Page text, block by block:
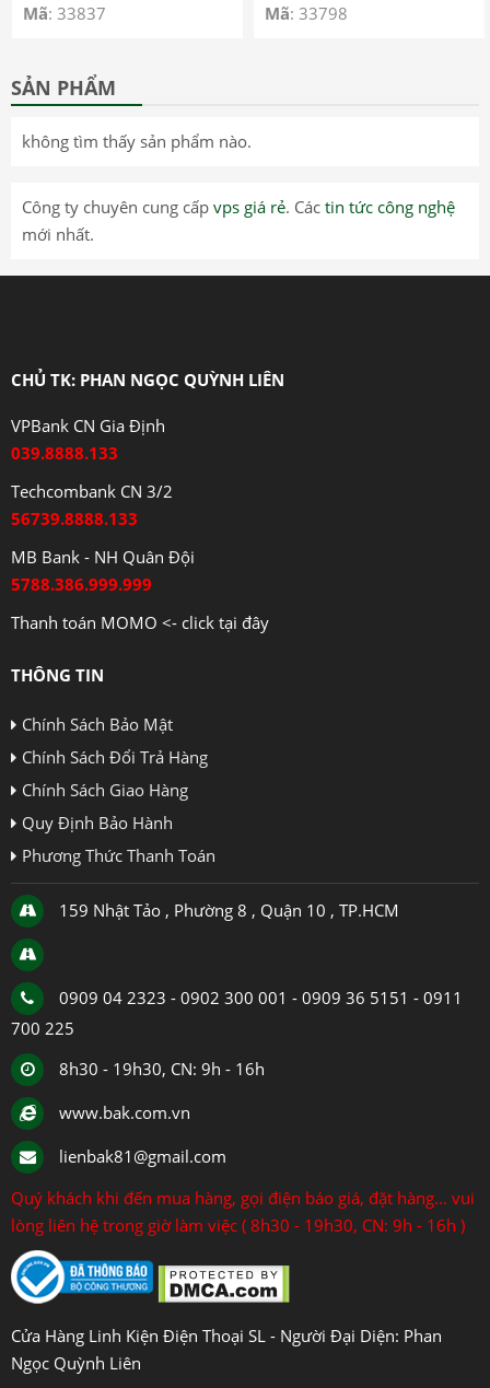
Mã: 33837
Mã: 33798
SẢN PHẨM
không tìm thấy sản phẩm nào.
Công ty chuyên cung cấp vps giá rẻ. Các tin tức công nghệ
mới nhất.
CHỦ TK: PHAN NGỌC QUỲNH LIÊN
VPBank CN Gia Định
039.8888.133
Techcombank CN 3/2
56739.8888.133
MB Bank - NH Quân Đội
5788.386.999.999
Thanh toán MOMO <- click tại đây
THÔNG TIN
Chính Sách Bảo Mật
Chính Sách Đổi Trả Hàng
Chính Sách Giao Hàng
Quy Định Bảo Hành
Phương Thức Thanh Toán
159 Nhật Tảo , Phường 8 , Quận 10 , TP.HCM
0909 04 2323 - 0902 300 001 - 0909 36 5151 - 0911
700 225
8h30 - 19h30, CN: 9h - 16h
www.bak.com.vn
lienbak81@gmail.com
Quý khách khi đến mua hàng, gọi điện báo giá, đặt hàng... vui
lòng liên hệ trong giờ làm việc ( 8h30 - 19h30, CN: 9h - 16h )
Cửa Hàng Linh Kiện Điện Thoại SL - Người Đại Diện: Phan
Ngọc Quỳnh Liên